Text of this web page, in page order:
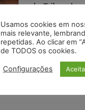
do Tribunal...
Usamos cookies em
mais relevante,
repetidas. Ao clicar em
de TODOS os cookies.
Configurações